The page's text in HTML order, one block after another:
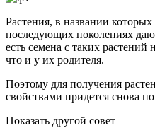
Растения, в названии которых
последующих поколениях
есть семена с таких растений
что и у их родителя.
Поэтому для получения
свойствами придется снова
Показать другой совет